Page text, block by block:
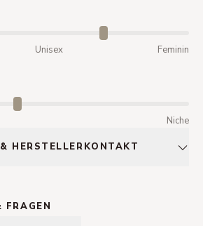
Unisex Feminin
Niche
HERSTELLERKONTAKT
FRAGEN